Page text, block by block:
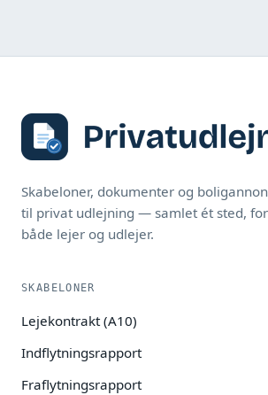
Skabeloner, dokumenter og
til privat udlejning — samlet ét sted, for
både lejer og udlejer.
SKABELONER
Lejekontrakt (A10)
Indflytningsrapport
Fraflytningsrapport